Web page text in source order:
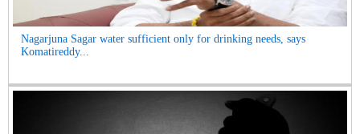
Nagarjuna Sagar water sufficient only for drinking needs, says
Komatireddy...